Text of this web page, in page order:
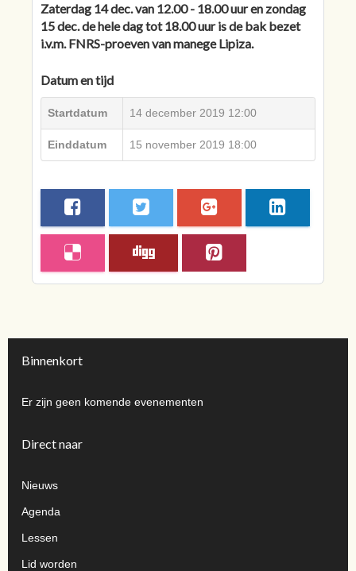
Zaterdag 14 dec. van 12.00 - 18.00 uur en zondag
15 dec. de hele dag tot 18.00 uur is de bak bezet
i.v.m. FNRS-proeven van manege Lipiza.
Datum en tijd
Startdatum 14 december 2019 12:00
Einddatum 15 november 2019 18:00
Binnenkort
Er zijn geen komende evenementen
Direct naar
Nieuws
Agenda
Lessen
Lid worden